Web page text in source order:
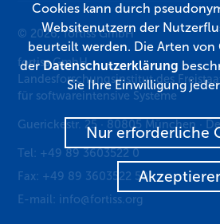
© 2026, fortiss GmbH
fortiss GmbH
Landesforschungsinstitut des
für softwareintensive Systeme
Guerickestr. 25 · 80805 München ·
Tel: +49 89 3603522 0
Fax: +49 89 3603522 50
E-mail: info@fortiss.org
Cookies kann durch
Websitenutzern der
beurteilt werden. Die Arten von
derDatenschutzerklärung
Sie Ihre Einwilligung
Nur erforderliche